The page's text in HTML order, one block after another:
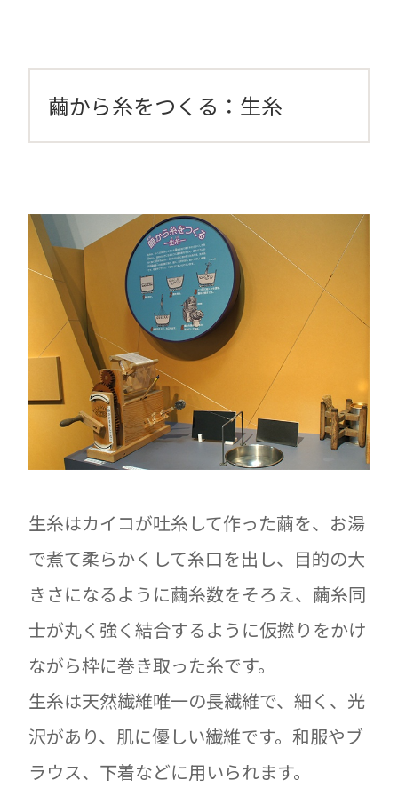
繭から糸をつくる：生糸
生糸はカイコが吐糸して作った繭を、お湯
で煮て柔らかくして糸口を出し、目的の大
きさになるように繭糸数をそろえ、繭糸同
士が丸く強く結合するように仮撚りをかけ
ながら枠に巻き取った糸です。
生糸は天然繊維唯一の長繊維で、細く、光
沢があり、肌に優しい繊維です。和服やブ
ラウス、下着などに用いられます。